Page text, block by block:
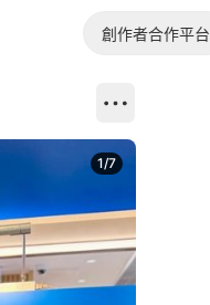
創作者合作平台
1/7